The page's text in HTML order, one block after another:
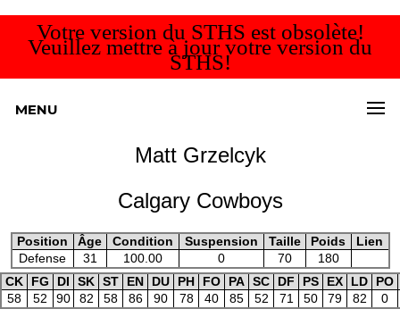
Votre version du STHS est obsolète!
Veuillez mettre à jour votre version du
STHS!
MENU
Matt Grzelcyk
Calgary Cowboys
Position Âge Condition Suspension Taille Poids
Lien
Defense
31 100.00 0 70
180
CK
FG DI SK ST EN DU PH FO PA SC DF PS EX LD
PO
58
52 90 82 58 86 90 78 40 85 52 71 50 79 82 0